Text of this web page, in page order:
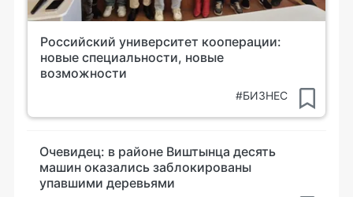
Российский университет кооперации:
новые специальности, новые
возможности
#БИЗНЕС
Очевидец: в районе Виштынца десять
машин оказались заблокированы
упавшими деревьями